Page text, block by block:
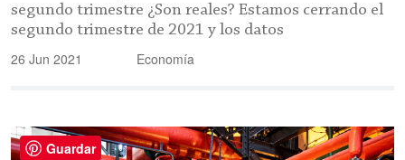
segundo trimestre ¿Son reales? Estamos cerrando el
segundo trimestre de 2021 y los datos
26 Jun 2021 Economía
Guardar